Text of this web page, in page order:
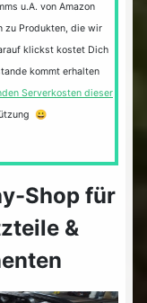
u.A. von Amazon
zu Produkten, die wir
klickst kostet Dich
kommt erhalten
Serverkosten dieser
😀
Shop für
&